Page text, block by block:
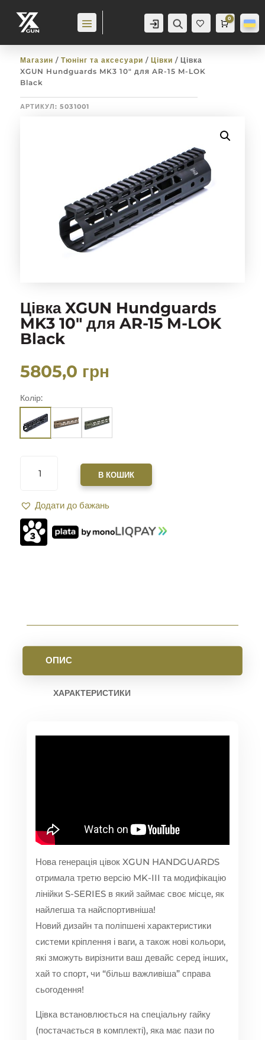
Аккаунт Пошук
Баж
анн
Cart
0
0,0грн
Магазин / Тюнінг та аксесуари / Цівки / Цівка
XGUN Hundguards MK3 10″ для AR-15 M-LOK
Black
АРТИКУЛ: 5031001
Цівка XGUN Hundguards
MK3 10″ для AR-15 M-LOK
Black
5805,0 грн
Колір:
XGUN
10"
ДЛЯ
AR-
15
В КОШИК
Додати до бажань
ОПИС
ХАРАКТЕРИСТИКИ
Нова генерація цівок XGUN HANDGUARDS
отримала третю версію MK-III та модифікацію
лінійки S-SERIES в який займає своє місце, як
найлегша та найспортивніша!
Новий дизайн та поліпшені характеристики
системи кріплення і ваги, а також нові кольори,
які зможуть вирізнити ваш девайс серед інших,
хай то спорт, чи “більш важливіша” справа
сьогодення!
Цівка встановлюється на спеціальну гайку
(постачається в комплекті), яка має пази по